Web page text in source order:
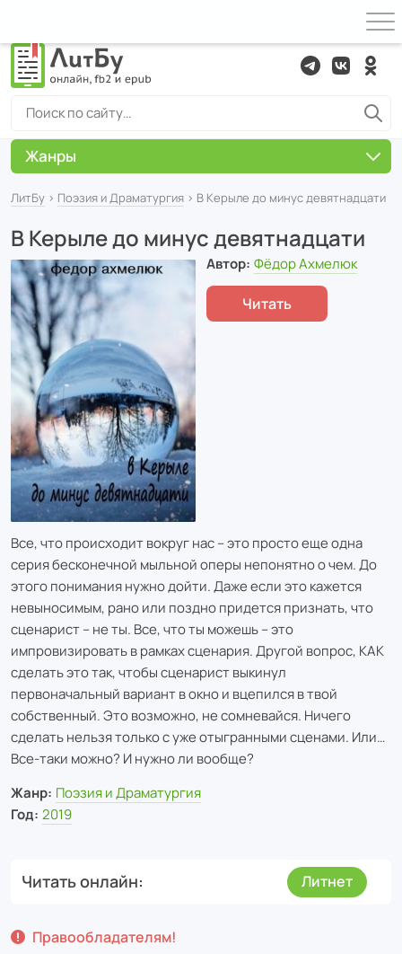
ЛитБу › Поэзия и Драматургия › В Керыле до минус девятнадцати
В Керыле до минус девятнадцати
Автор: Фёдор Ахмелюк
Читать
Все, что происходит вокруг нас – это просто еще одна
серия бесконечной мыльной оперы непонятно о чем. До
этого понимания нужно дойти. Даже если это кажется
невыносимым, рано или поздно придется признать, что
сценарист – не ты. Все, что ты можешь – это
импровизировать в рамках сценария. Другой вопрос, КАК
сделать это так, чтобы сценарист выкинул
первоначальный вариант в окно и вцепился в твой
собственный. Это возможно, не сомневайся. Ничего
сделать нельзя только с уже отыгранными сценами. Или…
Все-таки можно? И нужно ли вообще?
Жанр: Поэзия и Драматургия
Год: 2019
Читать онлайн Литнет
Правообладателям!
Жанры